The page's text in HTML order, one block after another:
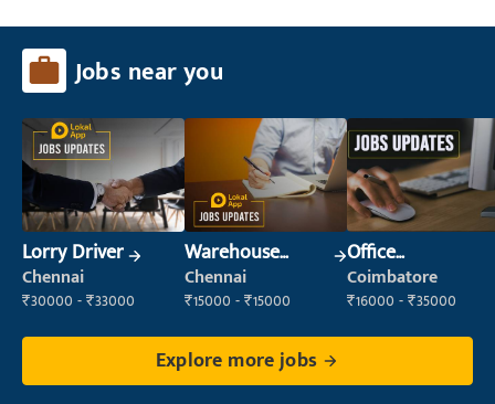
Jobs near you
Lorry Driver
Chennai
₹30000 - ₹33000
Warehouse
Supervisor
(Warehouse &
Chennai
₹15000 - ₹15000
Office
Administrator
Coimbatore
₹16000 - ₹35000
Explore more jobs